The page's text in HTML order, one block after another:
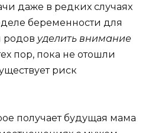
даже в редких случаях
беременности для
родов уделить внимание
пор, пока не отошли
риск
получает будущая мама